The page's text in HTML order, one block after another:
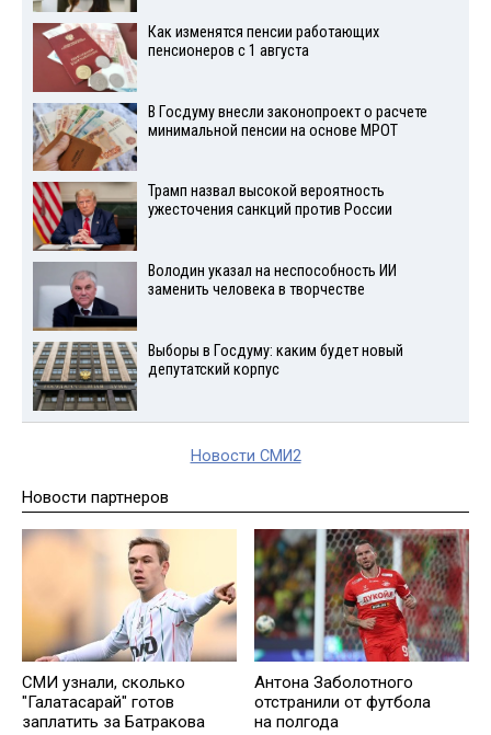
Как изменятся пенсии работающих
пенсионеров с 1 августа
В Госдуму внесли законопроект о расчете
минимальной пенсии на основе МРОТ
Трамп назвал высокой вероятность
ужесточения санкций против России
Володин указал на неспособность ИИ
заменить человека в творчестве
Выборы в Госдуму: каким будет новый
депутатский корпус
Новости СМИ2
Новости партнеров
СМИ узнали, сколько
"Галатасарай" готов
заплатить за Батракова
Антона Заболотного
отстранили от футбола
на полгода